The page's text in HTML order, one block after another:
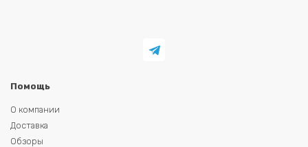
Помощь
О компании
Доставка
Обзоры